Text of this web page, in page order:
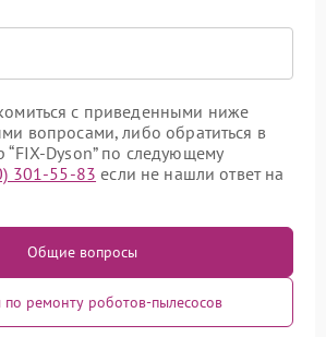
с приведенными ниже
вопросами, либо обратиться в
“FIX-Dyson” по следующему
301-55-83 если не нашли ответ на
Общие вопросы
по ремонту роботов-пылесосов